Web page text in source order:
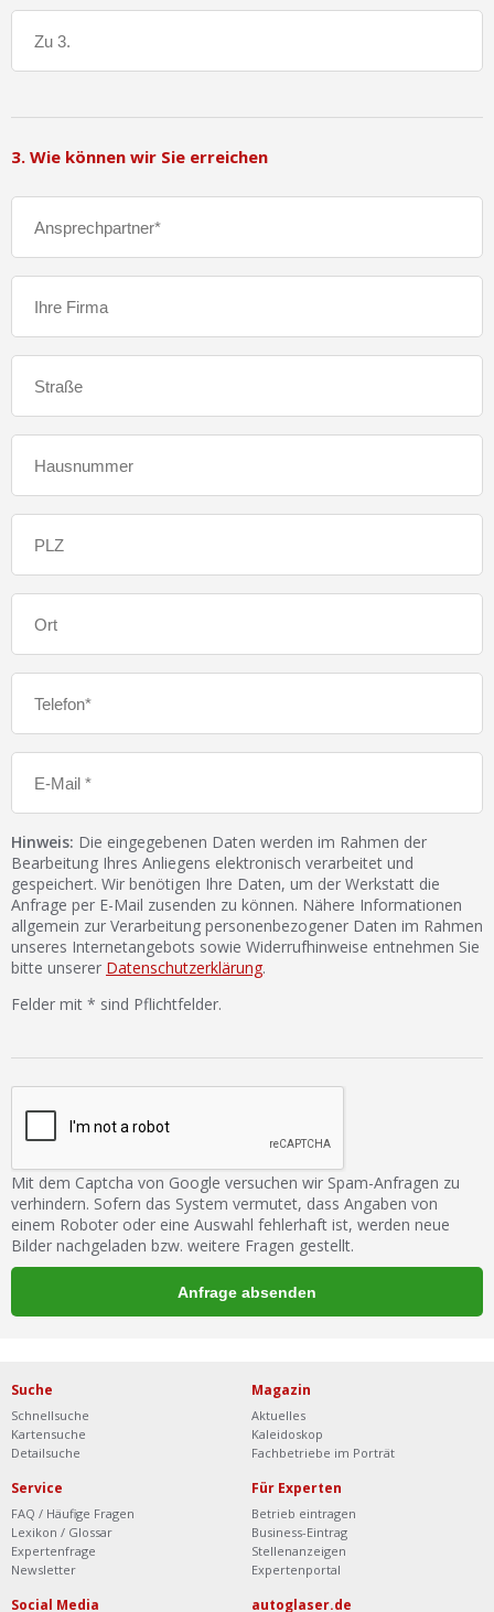
3. Wie können wir Sie erreichen
Hinweis: Die eingegebenen Daten werden im Rahmen der
Bearbeitung Ihres Anliegens elektronisch verarbeitet und
gespeichert. Wir benötigen Ihre Daten, um der Werkstatt die
Anfrage per E-Mail zusenden zu können. Nähere Informationen
allgemein zur Verarbeitung personenbezogener Daten im Rahmen
unseres Internetangebots sowie Widerrufhinweise entnehmen Sie
bitte unserer Datenschutzerklärung.
Felder mit * sind Pflichtfelder.
Mit dem Captcha von Google versuchen wir Spam-Anfragen zu
verhindern. Sofern das System vermutet, dass Angaben von
einem Roboter oder eine Auswahl fehlerhaft ist, werden neue
Bilder nachgeladen bzw. weitere Fragen gestellt.
Suche
Schnellsuche
Kartensuche
Detailsuche
Magazin
Aktuelles
Kaleidoskop
Fachbetriebe im Porträt
Service
FAQ / Häufige Fragen
Lexikon / Glossar
Expertenfrage
Newsletter
Für Experten
Betrieb eintragen
Business-Eintrag
Stellenanzeigen
Expertenportal
Social Media autoglaser.de